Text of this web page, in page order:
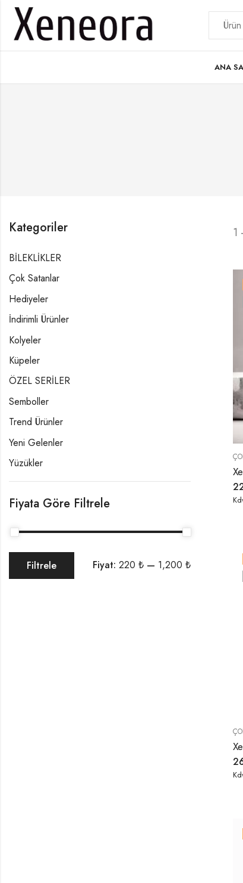
ANA
1
Kategoriler
BİLEKLİKLER
Çok Satanlar
Hediyeler
İndirimli Ürünler
Kolyeler
Küpeler
ÖZEL SERİLER
Semboller
Trend Ürünler
Yeni Gelenler
Yüzükler
Fiyata Göre Filtrele
Filtrele Fiyat: 220 ₺ — 1,200 ₺